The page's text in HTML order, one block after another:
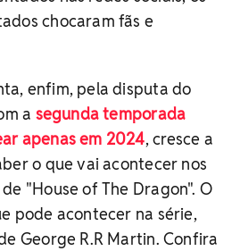
chocaram fãs e
enfim, pela disputa do
a segunda temporada
apenas em 2024, cresce a
o que vai acontecer nos
"House of The Dragon". O
pode acontecer na série,
George R.R Martin. Confira